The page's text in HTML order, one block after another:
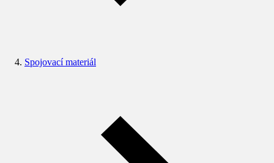
Spojovací materiál